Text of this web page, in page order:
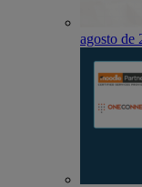
agosto de